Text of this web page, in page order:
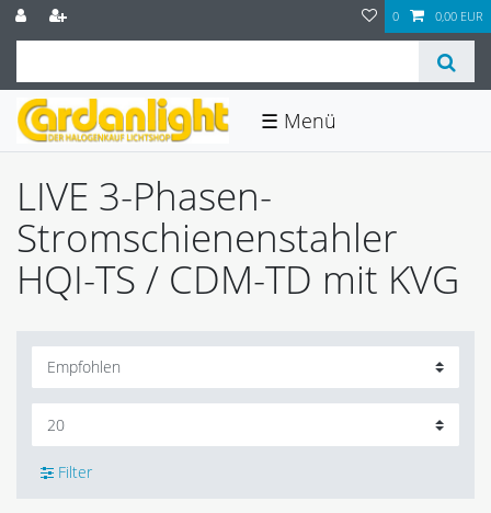
0 0,00 EUR
☰
LIVE 3-Phasen-
Stromschienenstahler
HQI-TS / CDM-TD mit KVG
Filter